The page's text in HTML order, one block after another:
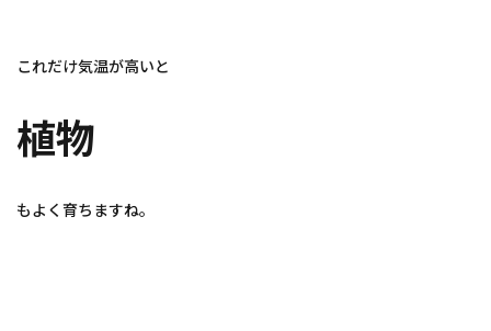
これだけ気温が高いと
植物
もよく育ちますね。